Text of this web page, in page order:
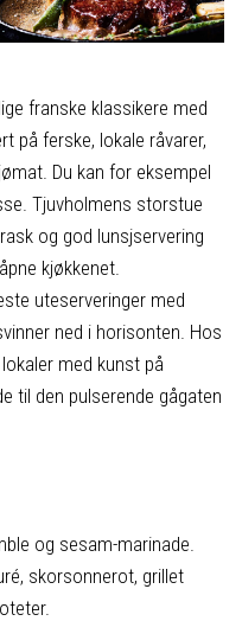
franske klassikere med
på ferske, lokale råvarer,
Du kan for eksempel
Tjuvholmens storstue
og god lunsjservering
kjøkkenet.
uteserveringer med
ned i horisonten. Hos
med kunst på
til den pulserende gågaten
og sesam-marinade.
skorsonnerot, grillet